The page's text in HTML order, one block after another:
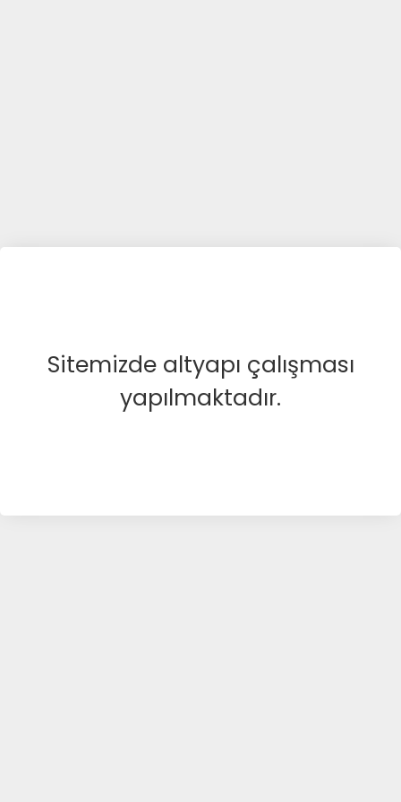
Sitemizde altyapı çalışması
yapılmaktadır.